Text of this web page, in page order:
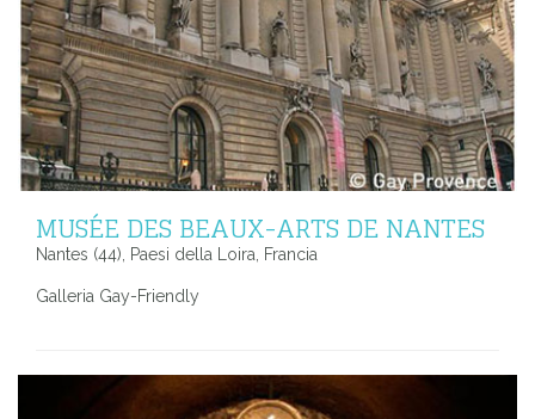
MUSÉE DES BEAUX-ARTS DE NANTES
Nantes (44), Paesi della Loira, Francia
Galleria Gay-Friendly